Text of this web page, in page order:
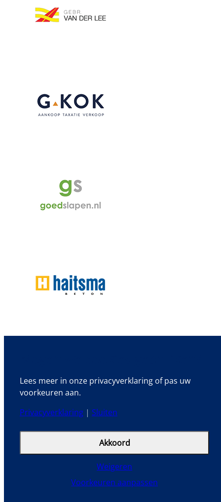
Lees meer in onze privacyverklaring of pas uw
voorkeuren aan.
Privacyverklaring | Sluiten
Akkoord
Weigeren
Voorkeuren aanpassen